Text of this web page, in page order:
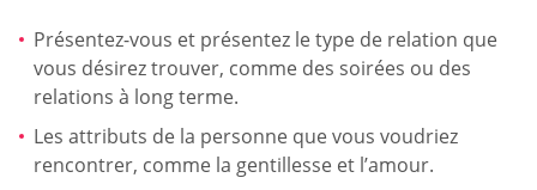
Présentez-vous et présentez le type de relation que
vous désirez trouver, comme des soirées ou des
relations à long terme.
Les attributs de la personne que vous voudriez
rencontrer, comme la gentillesse et l’amour.